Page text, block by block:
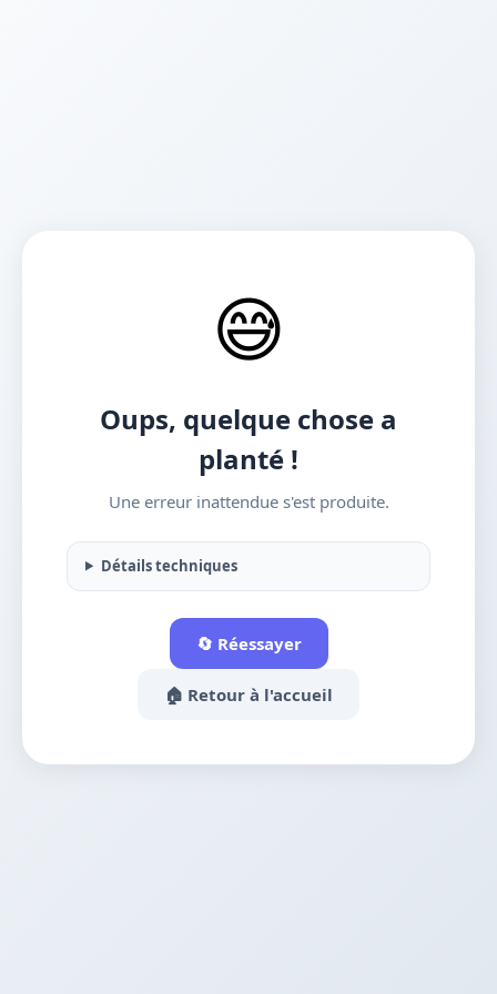
😅
Oups, quelque chose a
planté !
Une erreur inattendue s'est produite.
Détails techniques
🔄 Réessayer
🏠 Retour à l'accueil